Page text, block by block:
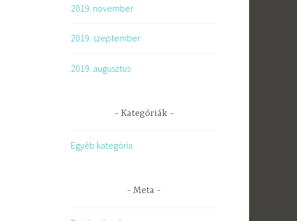
2019. november
2019. szeptember
2019. augusztus
Kategóriák
Egyéb kategória
Meta